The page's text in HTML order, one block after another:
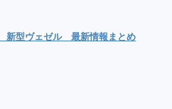
型ヴェゼル 最新情報まとめ